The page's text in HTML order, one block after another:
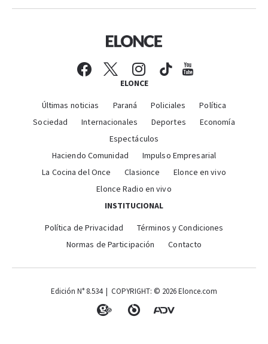
ELONCE
Últimas noticias Paraná Policiales
Política
Sociedad
Internacionales Deportes
Economía
Espectáculos
Haciendo Comunidad
Impulso Empresarial
La Cocina del Once
Clasionce
Elonce en vivo
Elonce Radio en vivo
INSTITUCIONAL
Política de Privacidad
Términos y Condiciones
Normas de Participación
Contacto
Edición N° 8.534 | COPYRIGHT: © 2026 Elonce.com